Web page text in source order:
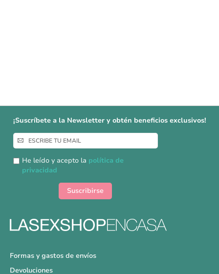
¡Suscríbete a la Newsletter y obtén beneficios exclusivos!
Inscríbase
a
nuestro
boletín
He leído y acepto la política de
privacidad
Suscribirse
Formas y gastos de envíos
Devoluciones